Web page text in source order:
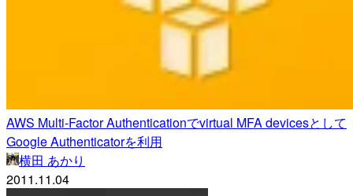
AWS Multi-Factor Authenticationでvirtual MFA devicesとして
Google Authenticatorを利用
横田 あかり
2011.11.04